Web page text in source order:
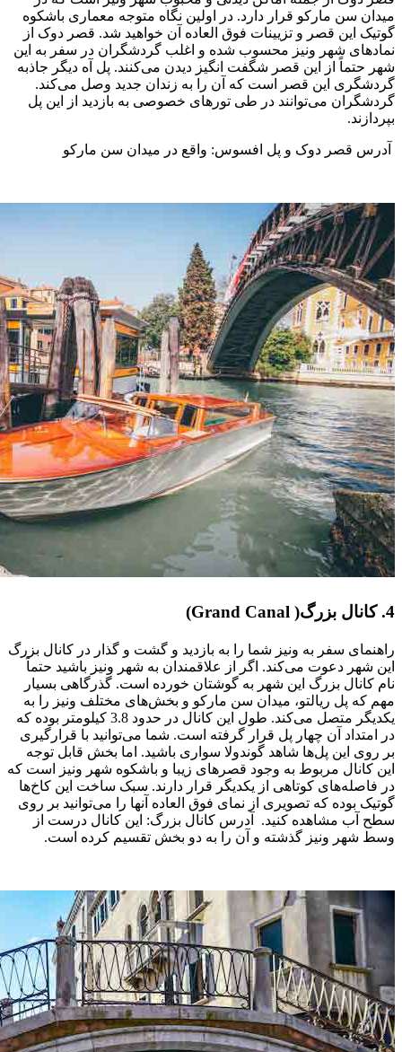
میدان سن مارکو قرار دارد. در اولین نگاه متوجه معماری باشکوه
گوتیک این قصر و تزیینات فوق العاده آن خواهید شد. قصر دوک از
نمادهای شهر ونیز محسوب شده و اغلب گردشگران در سفر به این
شهر حتماً از این قصر شگفت انگیز دیدن می‌کنند. پل آه دیگر جاذبه
گردشگری این قصر است که آن را به زندان جدید وصل می‌کند.
گردشگران می‌توانند در طی تورهای خصوصی به بازدید از این پل
بپردازند.
آدرس قصر دوک و پل افسوس: واقع در میدان سن مارکو
4. کانال بزرگ( Grand Canal)
راهنمای سفر به ونیز شما را به بازدید و گشت و گذار در کانال بزرگ
این شهر دعوت می‌کند. اگر از علاقمندان به شهر ونیز باشید حتماً
نام کانال بزرگ این شهر به گوشتان خورده است. گذرگاهی بسیار
مهم که پل ریالتو، میدان سن مارکو و بخش‌های مختلف ونیز را به
یکدیگر متصل می‌کند. طول این کانال در حدود 3.8 کیلومتر بوده که
در امتداد آن چهار پل قرار گرفته است. شما می‌توانید با قرارگیری
بر روی این پل‌ها شاهد گوندولا سواری باشید. اما بخش قابل توجه
این کانال مربوط به وجود قصرهای زیبا و باشکوه شهر ونیز است که
در فاصله‌های کوتاهی از یکدیگر قرار دارند. سبک ساخت این کاخ‌ها
گوتیک بوده که تصویری از نمای فوق العاده آنها را می‌توانید بر روی
سطح آب مشاهده کنید. ‌ آدرس کانال بزرگ: این کانال درست از
وسط شهر ونیز گذشته و آن را به دو بخش تقسیم کرده است.